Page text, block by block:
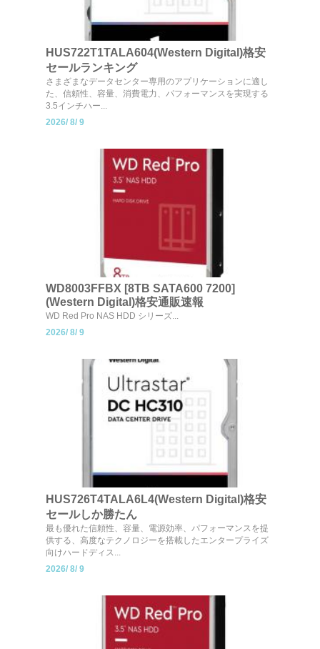
HUS722T1TALA604(Western Digital)格安
セールランキング
さまざまなデータセンター専用のアプリケーションに適し
た、信頼性、容量、消費電力、パフォーマンスを実現する
3.5インチハー...
2026/ 8/ 9
WD8003FFBX [8TB SATA600 7200]
(Western Digital)格安通販速報
WD Red Pro NAS HDD シリーズ...
2026/ 8/ 9
HUS726T4TALA6L4(Western Digital)格安
セールしか勝たん
最も優れた信頼性、容量、電源効率、パフォーマンスを提
供する、高度なテクノロジーを搭載したエンタープライズ
向けハードディス...
2026/ 8/ 9